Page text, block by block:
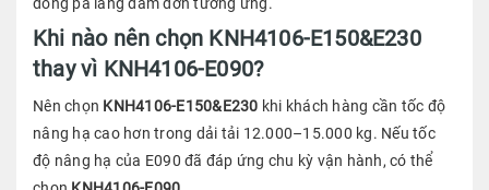
Khi nào nên chọn KNH4106-E150&E230
thay vì KNH4106-E090?
Nên chọn KNH4106-E150&E230 khi khách hàng cần tốc độ
nâng hạ cao hơn trong dải tải 12.000–15.000 kg. Nếu tốc
độ nâng hạ của E090 đã đáp ứng chu kỳ vận hành, có thể